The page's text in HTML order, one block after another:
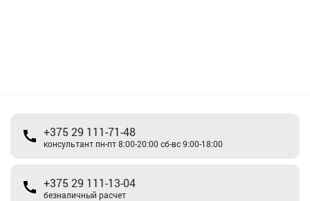
+375 29 111-71-48
консультант пн-пт 8:00-20:00 сб-вс 9:00-18:00
+375 29 111-13-04
безналичный расчет